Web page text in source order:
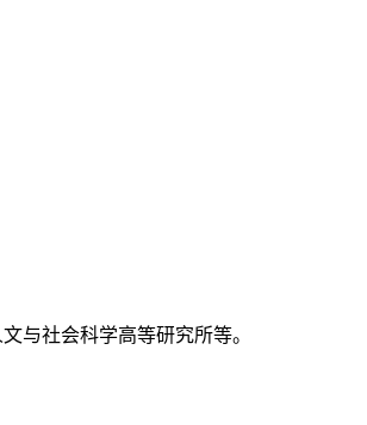
与社会科学高等研究所等。